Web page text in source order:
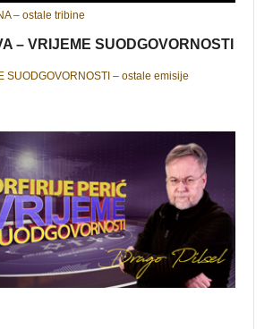
– ostale tribine
– VRIJEME SUODGOVORNOSTI
SUODGOVORNOSTI – ostale emisije